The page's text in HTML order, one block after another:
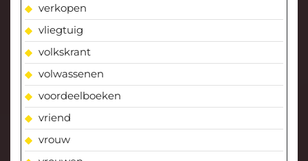
verkopen
vliegtuig
volkskrant
volwassenen
voordeelboeken
vriend
vrouw